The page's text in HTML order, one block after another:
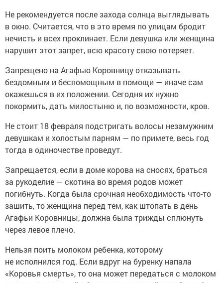
Не рекомендуется после захода солнца выглядывать
в окно. Считается, что в это время по улицам бродит
нечисть и всех проклинает. Если девушка или женщина
нарушит этот запрет, всю красоту свою потеряет.
Запрещено на Агафью Коровницу отказывать
бездомным и беспомощным в помощи — иначе сам
окажешься в их положении. Сегодня их нужно
покормить, дать милостыню и, по возможности, кров.
Не стоит 18 февраля подстригать волосы незамужним
девушкам и холостым парням — по примете, весь год
тогда в одиночестве проведут.
Запрещается, если в доме корова на сносях, браться
за рукоделие — скотина во время родов может
погибнуть. Когда была срочная необходимость что-то
зашить, то женщина перед тем, как штопать в день
Агафьи Коровницы, должна была трижды сплюнуть
через левое плечо.
Нельзя поить молоком ребенка, которому
не исполнился год. Если вдруг на буренку напала
«Коровья смерть», то она может передаться с молоком